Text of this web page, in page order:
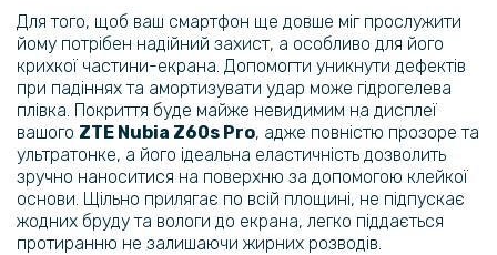
Захисне скло Tempered Glass 0.3mm для ZTE nubia Z50S Pro,
Transparent
79 грн
119 грн
Захисне скло Tempered Glass 0.3mm для ZTE Blade A73 5G,
Transparent
143 грн
Для того, щоб ваш смартфон ще довше міг прослужити
йому потрібен надійний захист, а особливо для його
крихкої частини-екрана. Допомогти уникнути дефектів
при падіннях та амортизувати удар може гідрогелева
плівка. Покриття буде майже невидимим на дисплеї
вашого ZTE Nubia Z60s Pro​​​, адже повністю прозоре та
ультратонке, а його ідеальна еластичність дозволить
зручно наноситися на поверхню за допомогою клейкої
основи. Щільно прилягає по всій площині, не підпускає
жодних бруду та вологи до екрана, легко піддається
протиранню не залишаючи жирних розводів.